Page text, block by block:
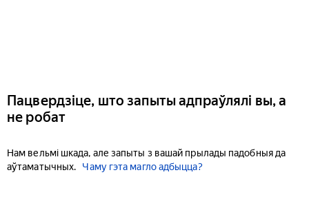
Пацвердзіце, што запыты адпраўлялі вы, а
не робат
Нам вельмі шкада, але запыты з вашай прылады падобныя да
аўтаматычных.
Чаму гэта магло адбыцца?